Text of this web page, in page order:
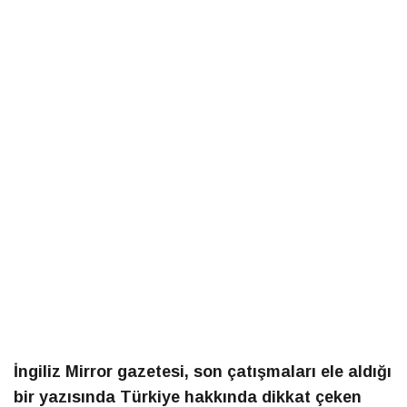
İngiliz Mirror gazetesi, son çatışmaları ele aldığı
bir yazısında Türkiye hakkında dikkat çeken